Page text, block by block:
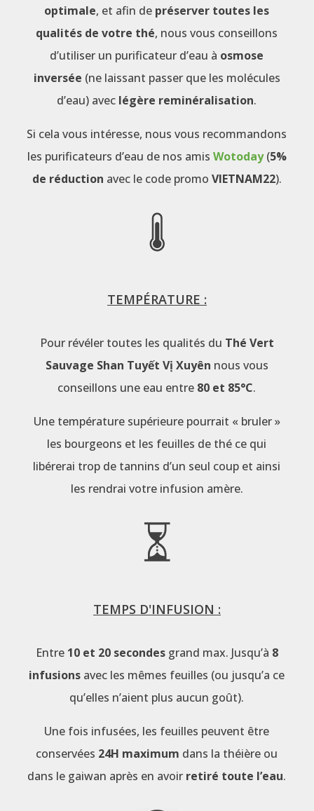
optimale, et afin de préserver toutes les
qualités de votre thé, nous vous conseillons
d’utiliser un purificateur d’eau à osmose
inversée (ne laissant passer que les molécules
d’eau) avec légère reminéralisation.
Si cela vous intéresse, nous vous recommandons
les purificateurs d’eau de nos amis Wotoday(5%
de réduction avec le code promo VIETNAM22).
TEMPÉRATURE :
Pour révéler toutes les qualités du Thé Vert
Sauvage Shan Tuyết Vị Xuyên nous vous
conseillons une eau entre 80 et 85°C.
Une température supérieure pourrait « bruler »
les bourgeons et les feuilles de thé ce qui
libérerai trop de tannins d’un seul coup et ainsi
les rendrai votre infusion amère.
TEMPS D'INFUSION :
Entre 10 et 20 secondesgrand max. Jusqu’à 8
infusions avec les mêmes feuilles (ou jusqu’a ce
qu’elles n’aient plus aucun goût).
Une fois infusées, les feuilles peuvent être
conservées 24H maximum dans la théière ou
dans le gaiwan après en avoir retiré toute l’eau.